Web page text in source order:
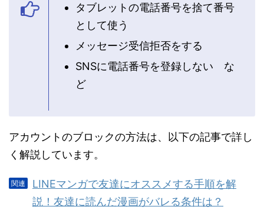
タブレットの電話番号を捨て番号
として使う
メッセージ受信拒否をする
SNSに電話番号を登録しない な
ど
アカウントのブロックの方法は、以下の記事で詳し
く解説しています。
LINEマンガで友達にオススメする手順を解
説！友達に読んだ漫画がバレる条件は？